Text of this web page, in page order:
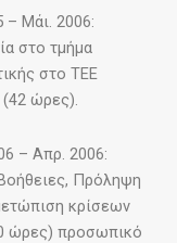
– Μάι. 2006:
στο τμήμα
στο ΤΕΕ
(42 ώρες).
– Απρ. 2006:
Πρόληψη
κρίσεων
ώρες) προσωπικό